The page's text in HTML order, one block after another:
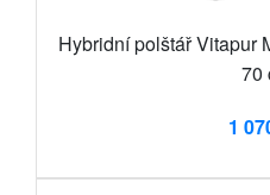
Hybridní polštář Vitapur
70
1